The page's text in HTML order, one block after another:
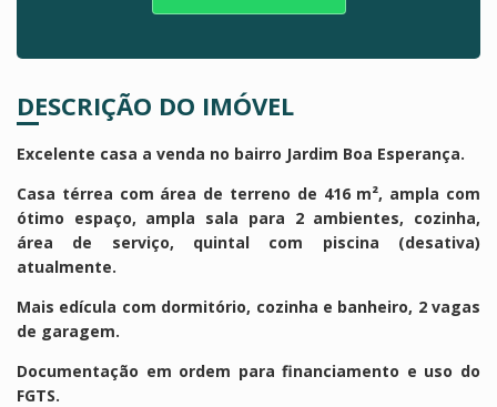
DESCRIÇÃO DO IMÓVEL
Excelente casa a venda no bairro Jardim Boa Esperança.
Casa térrea com área de terreno de 416 m², ampla com
ótimo espaço, ampla sala para 2 ambientes, cozinha,
área de serviço, quintal com piscina (desativa)
atualmente.
Mais edícula com dormitório, cozinha e banheiro, 2 vagas
de garagem.
Documentação em ordem para financiamento e uso do
FGTS.